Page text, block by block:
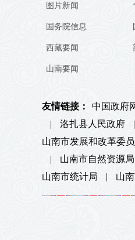
图片新闻
国务院信息
西藏要闻
山南要闻
友情链接： 中国政府
|
洛扎县人民政府 |
山南市发展和改革委
|
山南市自然资源局
山南市统计局
| 山